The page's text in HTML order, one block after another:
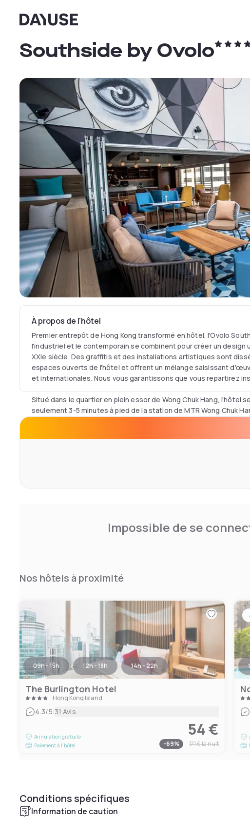
Dayuse
Southside by Ovolo
À propos de l'hôtel
Premier entrepôt de Hong Kong transformé en hôtel, l'Ovolo
l'industriel et le contemporain se combinent pour créer un design
XXIe siècle. Des graffitis et des installations artistiques sont
espaces ouverts de l'hôtel et offrent un mélange saisissant
et internationales. Nous vous garantissons que vous repartirez
Situé dans le quartier en plein essor de Wong Chuk Hang, l'hôtel
seulement 3-5 minutes à pied de la station de MTR Wong Chuk
boissons alcoolisées et des en-cas. Nombre illimité d'appareils
Impossible de se
Nos hôtels à proximité
09h - 15h 12h - 18h 14h - 22h
The Burlington Hotel
Hong Kong Island
4.3/5|31 Avis
Annulation gratuite
Paiement à l'hôtel
54 €
-69% 171 €la nuit
Conditions spécifiques
Information de caution